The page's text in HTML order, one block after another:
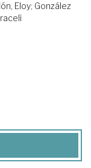
Eloy; González